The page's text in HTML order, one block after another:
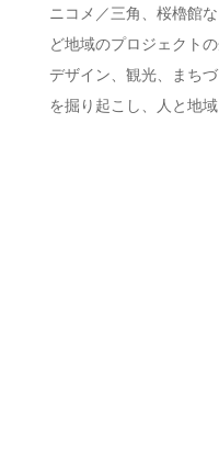
ニコメ／三角、桜櫓館
ど地域のプロジェクト
デザイン、観光、まち
を掘り起こし、人と地